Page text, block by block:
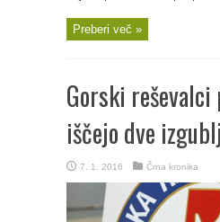
Preberi več »
Gorski reševalci
iščejo dve
7. 1. 2016 Črna kronika